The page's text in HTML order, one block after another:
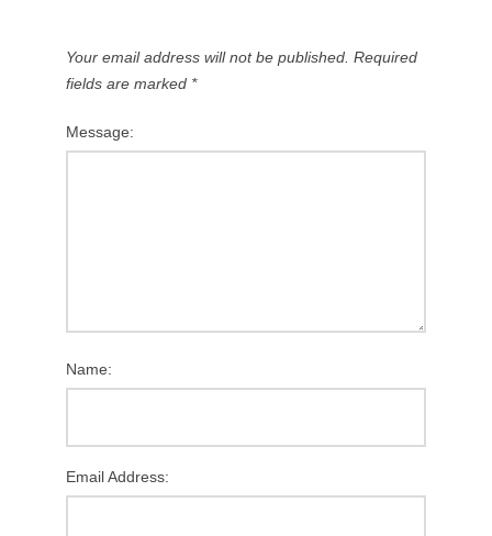
Your email address will not be published. Required
fields are marked *
Message:
Name:
Email Address: